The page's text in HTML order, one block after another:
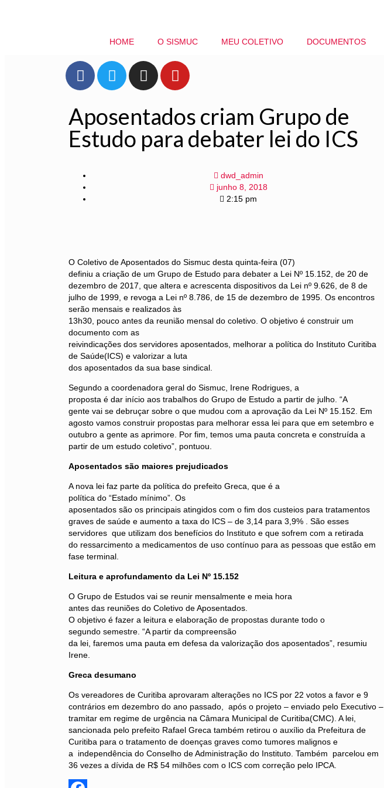
HOME O SISMUC MEU COLETIVO DOCUMENTOS
Aposentados criam Grupo de
Estudo para debater lei do ICS
dwd_admin
junho 8, 2018
2:15 pm
O Coletivo de Aposentados do Sismuc desta quinta-feira (07)
definiu a criação de um Grupo de Estudo para debater a Lei Nº 15.152, de 20 de
dezembro de 2017, que altera e acrescenta dispositivos da Lei nº 9.626, de 8 de
julho de 1999, e revoga a Lei nº 8.786, de 15 de dezembro de 1995. Os encontros
serão mensais e realizados às
13h30, pouco antes da reunião mensal do coletivo. O objetivo é construir um
documento com as
reivindicações dos servidores aposentados, melhorar a política do Instituto Curitiba
de Saúde(ICS) e valorizar a luta
dos aposentados da sua base sindical.
Segundo a coordenadora geral do Sismuc, Irene Rodrigues, a
proposta é dar início aos trabalhos do Grupo de Estudo a partir de julho. “A
gente vai se debruçar sobre o que mudou com a aprovação da Lei Nº 15.152. Em
agosto vamos construir propostas para melhorar essa lei para que em setembro e
outubro a gente as aprimore. Por fim, temos uma pauta concreta e construída a
partir de um estudo coletivo”, pontuou.
Aposentados são maiores prejudicados
A nova lei faz parte da política do prefeito Greca, que é a
política do “Estado mínimo”. Os
aposentados são os principais atingidos com o fim dos custeios para tratamentos
graves de saúde e aumento a taxa do ICS – de 3,14 para 3,9% . São esses
servidores que utilizam dos benefícios do Instituto e que sofrem com a retirada
do ressarcimento a medicamentos de uso contínuo para as pessoas que estão em
fase terminal.
Leitura e aprofundamento da Lei Nº 15.152
O Grupo de Estudos vai se reunir mensalmente e meia hora
antes das reuniões do Coletivo de Aposentados.
O objetivo é fazer a leitura e elaboração de propostas durante todo o
segundo semestre. “A partir da compreensão
da lei, faremos uma pauta em defesa da valorização dos aposentados”, resumiu
Irene.
Greca desumano
Os vereadores de Curitiba aprovaram alterações no ICS por 22 votos a favor e 9
contrários em dezembro do ano passado, após o projeto – enviado pelo Executivo –
tramitar em regime de urgência na Câmara Municipal de Curitiba(CMC). A lei,
sancionada pelo prefeito Rafael Greca também retirou o auxílio da Prefeitura de
Curitiba para o tratamento de doenças graves como tumores malignos e
a independência do Conselho de Administração do Instituto. Também parcelou em
36 vezes a dívida de R$ 54 milhões com o ICS com correção pelo IPCA.